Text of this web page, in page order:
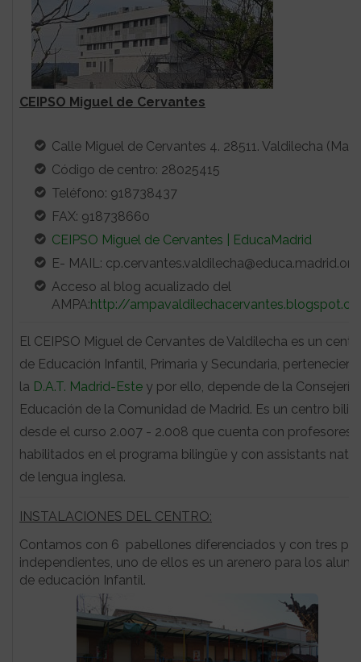
CEIPSO Miguel de Cervantes
Calle Miguel de Cervantes 4. 28511. Valdilecha
Código de centro: 28025415
Teléfono: 918738437
FAX: 918738660
CEIPSO Miguel de Cervantes | EducaMadrid
E- MAIL: cp.cervantes.valdilecha@educa.madrid.org
Acceso al blog acualizado del
AMPA:http://
El CEIPSO Miguel de Cervantes de Valdilecha es un
de Educación Infantil, Primaria y Secundaria,
la D.A.T. Madrid-Este y por ello, depende de la Consejería
Educación de la Comunidad de Madrid. Es un centro
desde el curso 2.007 - 2.008 que cuenta con profesores
habilitados en el programa bilingüe y con assistants
de lengua inglesa.
INSTALACIONES DEL CENTRO:
Contamos con 6 pabellones diferenciados y con tres
independientes, uno de ellos es un arenero para los
de educación Infantil.